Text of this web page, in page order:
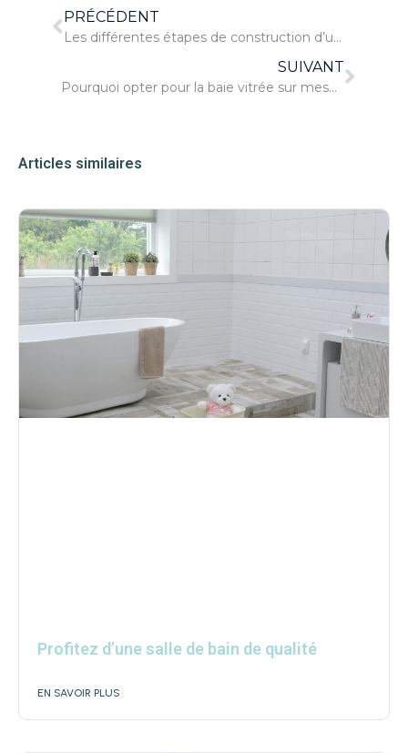
PRÉCÉDENT
Les différentes étapes de construction d’une maison
SUIVANT
Pourquoi opter pour la baie vitrée sur mesure
Articles similaires
Profitez d’une salle de bain de qualité
EN SAVOIR PLUS